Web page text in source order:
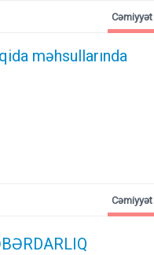
məhsullarında
Cəmiyyət
Cəmiyyət